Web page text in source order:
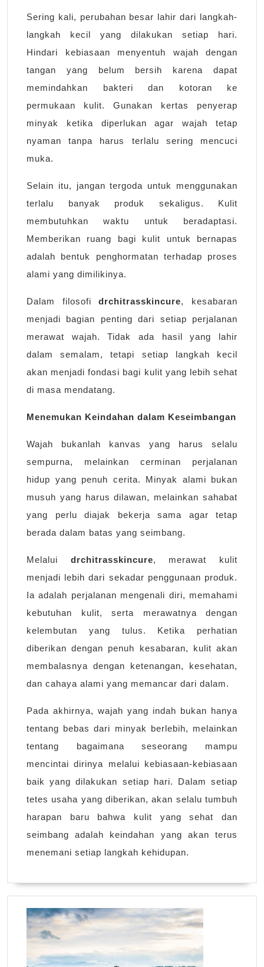
Sering kali, perubahan besar lahir dari langkah-
langkah kecil yang dilakukan setiap hari.
Hindari kebiasaan menyentuh wajah dengan
tangan yang belum bersih karena dapat
memindahkan bakteri dan kotoran ke
permukaan kulit. Gunakan kertas penyerap
minyak ketika diperlukan agar wajah tetap
nyaman tanpa harus terlalu sering mencuci
muka.
Selain itu, jangan tergoda untuk menggunakan
terlalu banyak produk sekaligus. Kulit
membutuhkan waktu untuk beradaptasi.
Memberikan ruang bagi kulit untuk bernapas
adalah bentuk penghormatan terhadap proses
alami yang dimilikinya.
Dalam filosofidrchitrasskincure, kesabaran
menjadi bagian penting dari setiap perjalanan
merawat wajah. Tidak ada hasil yang lahir
dalam semalam, tetapi setiap langkah kecil
akan menjadi fondasi bagi kulit yang lebih sehat
di masa mendatang.
Menemukan Keindahan dalam Keseimbangan
Wajah bukanlah kanvas yang harus selalu
sempurna, melainkan cerminan perjalanan
hidup yang penuh cerita. Minyak alami bukan
musuh yang harus dilawan, melainkan sahabat
yang perlu diajak bekerja sama agar tetap
berada dalam batas yang seimbang.
Melalui drchitrasskincure, merawat kulit
menjadi lebih dari sekadar penggunaan produk.
Ia adalah perjalanan mengenali diri, memahami
kebutuhan kulit, serta merawatnya dengan
kelembutan yang tulus. Ketika perhatian
diberikan dengan penuh kesabaran, kulit akan
membalasnya dengan ketenangan, kesehatan,
dan cahaya alami yang memancar dari dalam.
Pada akhirnya, wajah yang indah bukan hanya
tentang bebas dari minyak berlebih, melainkan
tentang bagaimana seseorang mampu
mencintai dirinya melalui kebiasaan-kebiasaan
baik yang dilakukan setiap hari. Dalam setiap
tetes usaha yang diberikan, akan selalu tumbuh
harapan baru bahwa kulit yang sehat dan
seimbang adalah keindahan yang akan terus
menemani setiap langkah kehidupan.